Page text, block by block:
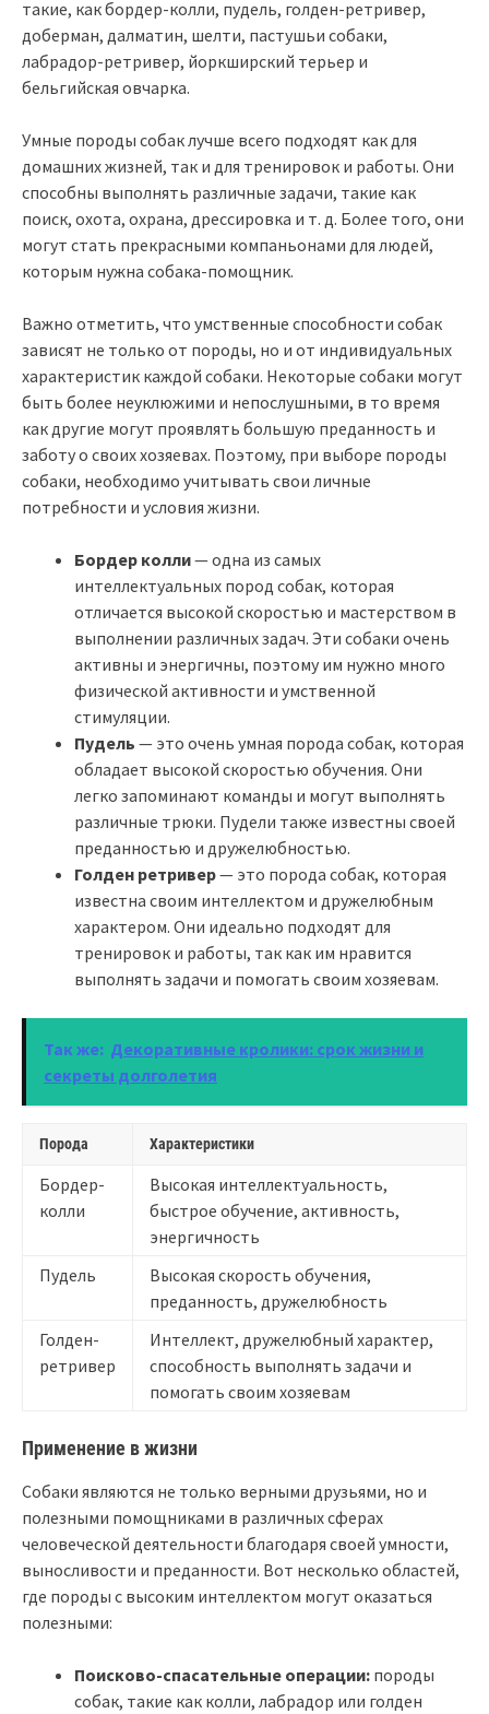
такие, как бордер-колли, пудель, голден-ретривер,
доберман, далматин, шелти, пастушьи собаки,
лабрадор-ретривер, йоркширский терьер и
бельгийская овчарка.
Умные породы собак лучше всего подходят как для
домашних жизней, так и для тренировок и работы. Они
способны выполнять различные задачи, такие как
поиск, охота, охрана, дрессировка и т. д. Более того, они
могут стать прекрасными компаньонами для людей,
которым нужна собака-помощник.
Важно отметить, что умственные способности собак
зависят не только от породы, но и от индивидуальных
характеристик каждой собаки. Некоторые собаки могут
быть более неуклюжими и непослушными, в то время
как другие могут проявлять большую преданность и
заботу о своих хозяевах. Поэтому, при выборе породы
собаки, необходимо учитывать свои личные
потребности и условия жизни.
Бордер колли— одна из самых
интеллектуальных пород собак, которая
отличается высокой скоростью и мастерством в
выполнении различных задач. Эти собаки очень
активны и энергичны, поэтому им нужно много
физической активности и умственной
стимуляции.
Пудель — это очень умная порода собак, которая
обладает высокой скоростью обучения. Они
легко запоминают команды и могут выполнять
различные трюки. Пудели также известны своей
преданностью и дружелюбностью.
Голден ретривер— это порода собак, которая
известна своим интеллектом и дружелюбным
характером. Они идеально подходят для
тренировок и работы, так как им нравится
выполнять задачи и помогать своим хозяевам.
Так же: Декоративные кролики: срок жизни и
секреты долголетия
Порода Характеристики
Бордер-
колли
Высокая интеллектуальность,
быстрое обучение, активность,
энергичность
Пудель
Высокая скорость обучения,
преданность, дружелюбность
Голден-
ретривер
Интеллект, дружелюбный характер,
способность выполнять задачи и
помогать своим хозяевам
Применение в жизни
Собаки являются не только верными друзьями, но и
полезными помощниками в различных сферах
человеческой деятельности благодаря своей умности,
выносливости и преданности. Вот несколько областей,
где породы с высоким интеллектом могут оказаться
полезными:
Поисково-спасательные операции: породы
собак, такие как колли, лабрадор или голден